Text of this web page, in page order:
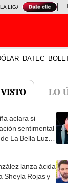
LIGA 1 PARTIDOS
DATEC
LO
aclara si
sentimental
La Bella Luz
lanza ácida
Sheyla Rojas y